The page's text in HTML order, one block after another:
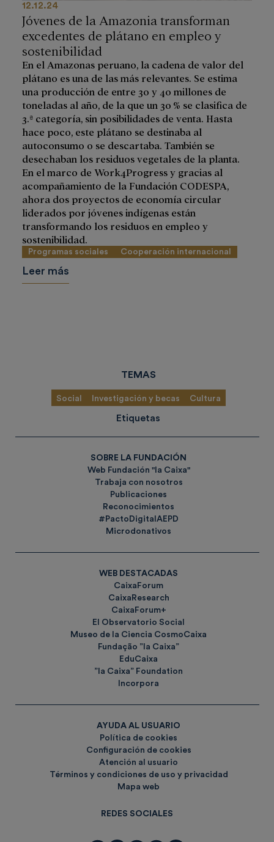
12.12.24
Jóvenes de la Amazonia transforman
excedentes de plátano en empleo y
sostenibilidad
En el Amazonas peruano, la cadena de valor del
plátano es una de las más relevantes. Se estima
una producción de entre 30 y 40 millones de
toneladas al año, de la que un 30 % se clasifica de
3.ª categoría, sin posibilidades de venta. Hasta
hace poco, este plátano se destinaba al
autoconsumo o se descartaba. También se
desechaban los residuos vegetales de la planta.
En el marco de Work4Progress y gracias al
acompañamiento de la Fundación CODESPA,
ahora dos proyectos de economía circular
liderados por jóvenes indígenas están
transformando los residuos en empleo y
sostenibilidad.
Programas sociales Cooperación internacional
Leer más
TEMAS
Social Investigación y becas Cultura
Etiquetas
SOBRE LA FUNDACIÓN
Web Fundación "la Caixa"
Trabaja con nosotros
Publicaciones
Reconocimientos
#PactoDigitalAEPD
Microdonativos
WEB DESTACADAS
CaixaForum
CaixaResearch
CaixaForum+
El Observatorio Social
Museo de la Ciencia CosmoCaixa
Fundação ”la Caixa”
EduCaixa
”la Caixa” Foundation
Incorpora
AYUDA AL USUARIO
Política de cookies
Configuración de cookies
Atención al usuario
Términos y condiciones de uso y privacidad
Mapa web
REDES SOCIALES